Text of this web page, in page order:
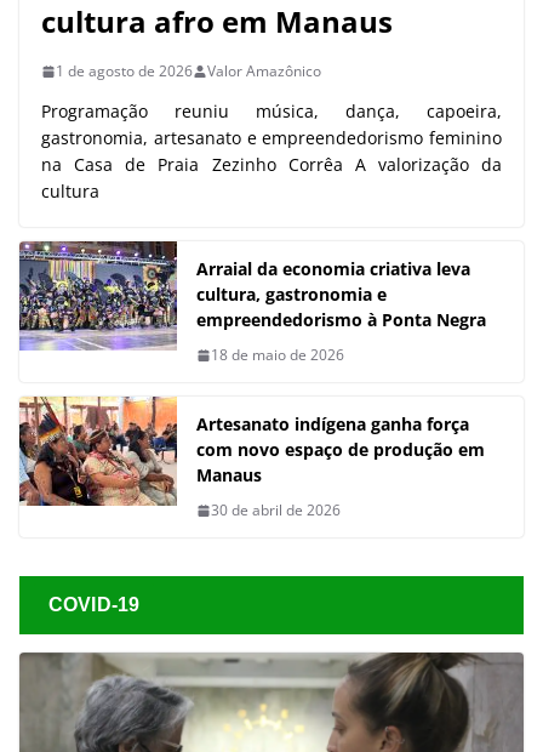
cultura afro em Manaus
1 de agosto de 2026 Valor Amazônico
Programação reuniu música, dança, capoeira,
gastronomia, artesanato e empreendedorismo feminino
na Casa de Praia Zezinho Corrêa A valorização da
cultura
Arraial da economia criativa leva
cultura, gastronomia e
empreendedorismo à Ponta Negra
18 de maio de 2026
Artesanato indígena ganha força
com novo espaço de produção em
Manaus
30 de abril de 2026
COVID-19